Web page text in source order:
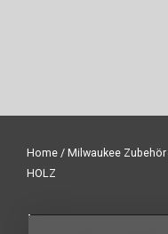
Home / Milwaukee Zubehör
HOLZ